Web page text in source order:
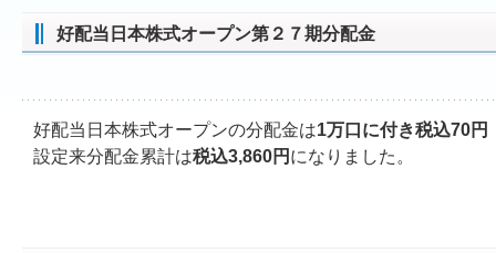
好配当日本株式オープン第２７期分配金
好配当日本株式オープンの分配金は1万口に付き税込70円
設定来分配金累計は税込3,860円 になりました。